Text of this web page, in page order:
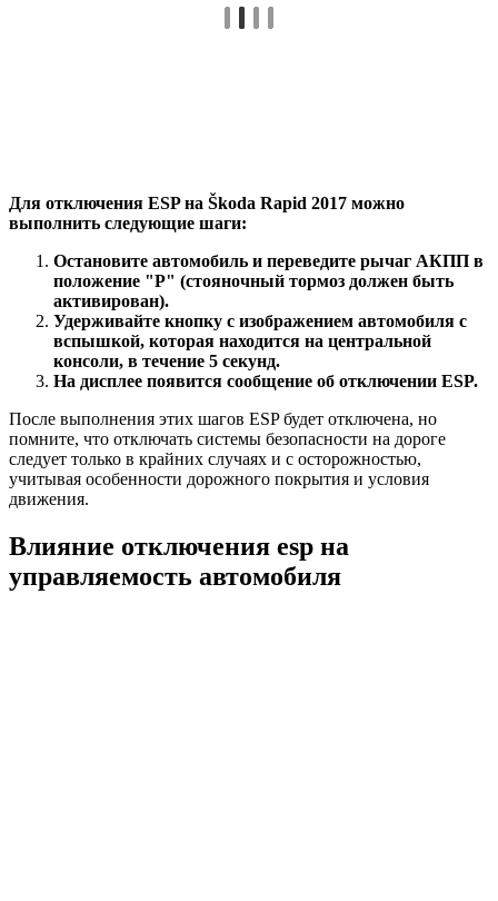
Для отключения ESP на Škoda Rapid 2017 можно
выполнить следующие шаги:
Остановите автомобиль и переведите рычаг АКПП в
положение "P" (стояночный тормоз должен быть
активирован).
Удерживайте кнопку с изображением автомобиля с
вспышкой, которая находится на центральной
консоли, в течение 5 секунд.
На дисплее появится сообщение об отключении ESP.
После выполнения этих шагов ESP будет отключена, но
помните, что отключать системы безопасности на дороге
следует только в крайних случаях и с осторожностью,
учитывая особенности дорожного покрытия и условия
движения.
Влияние отключения esp на
управляемость автомобиля